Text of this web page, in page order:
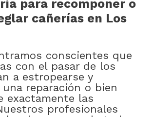
para recomponer o
cañerías en Los
conscientes que
con el pasar de los
a estropearse y
reparación o bien
exactamente las
profesionales